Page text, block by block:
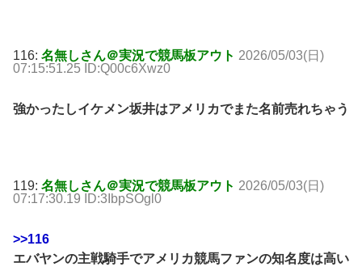
116: 名無しさん＠実況で競馬板アウト 2026/05/03(日)
07:15:51.25 ID:Q00c6Xwz0
強かったしイケメン坂井はアメリカでまた名前売れちゃう
119: 名無しさん＠実況で競馬板アウト 2026/05/03(日)
07:17:30.19 ID:3IbpSOgl0
>>116
エバヤンの主戦騎手でアメリカ競馬ファンの知名度は高い